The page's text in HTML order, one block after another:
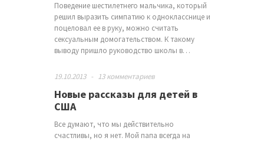
Поведение шестилетнего мальчика, который
решил выразить симпатию к однокласснице и
поцеловал ее в руку, можно считать
сексуальным домогательством. К такому
выводу пришло руководство школы в…
19.10.2013 - 13 комментариев
Новые рассказы для детей в
США
Все думают, что мы действительно
счастливы, но я нет. Мой папа всегда на